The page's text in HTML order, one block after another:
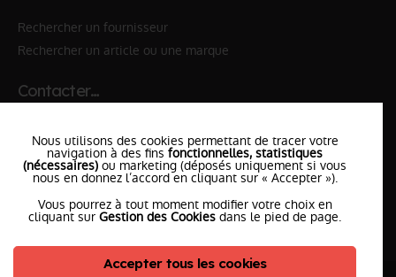
Rechercher un fournisseur
Rechercher un article ou une marque
Contacter…
✆ 18№National Sapeurs-Pompiers
le SDISle plus proche
l'équipePompierCenter
Nous utilisons des cookies permettant de tracer votre
navigation à des fins fonctionnelles, statistiques
(nécessaires) ou marketing (déposés uniquement si vous
nous en donnez l’accord en cliquant sur « Accepter »).
Vous pourrez à tout moment modifier votre choix en
cliquant sur Gestion des Cookies dans le pied de page.
Accepter tous les cookies